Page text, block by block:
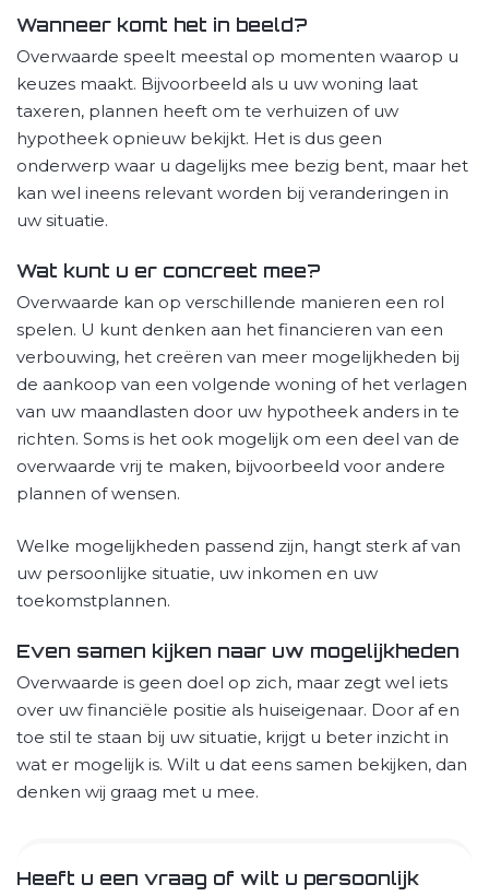
Wanneer komt het in beeld?
Overwaarde speelt meestal op momenten waarop u
keuzes maakt. Bijvoorbeeld als u uw woning laat
taxeren, plannen heeft om te verhuizen of uw
hypotheek opnieuw bekijkt. Het is dus geen
onderwerp waar u dagelijks mee bezig bent, maar het
kan wel ineens relevant worden bij veranderingen in
uw situatie.
Wat kunt u er concreet mee?
Overwaarde kan op verschillende manieren een rol
spelen. U kunt denken aan het financieren van een
verbouwing, het creëren van meer mogelijkheden bij
de aankoop van een volgende woning of het verlagen
van uw maandlasten door uw hypotheek anders in te
richten. Soms is het ook mogelijk om een deel van de
overwaarde vrij te maken, bijvoorbeeld voor andere
plannen of wensen.
Welke mogelijkheden passend zijn, hangt sterk af van
uw persoonlijke situatie, uw inkomen en uw
toekomstplannen.
Even samen kijken naar uw mogelijkheden
Overwaarde is geen doel op zich, maar zegt wel iets
over uw financiële positie als huiseigenaar. Door af en
toe stil te staan bij uw situatie, krijgt u beter inzicht in
wat er mogelijk is. Wilt u dat eens samen bekijken, dan
denken wij graag met u mee.
Heeft u een vraag of wilt u persoonlijk